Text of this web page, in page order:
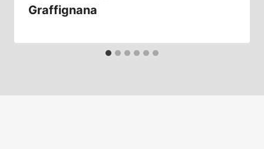
Graffignana